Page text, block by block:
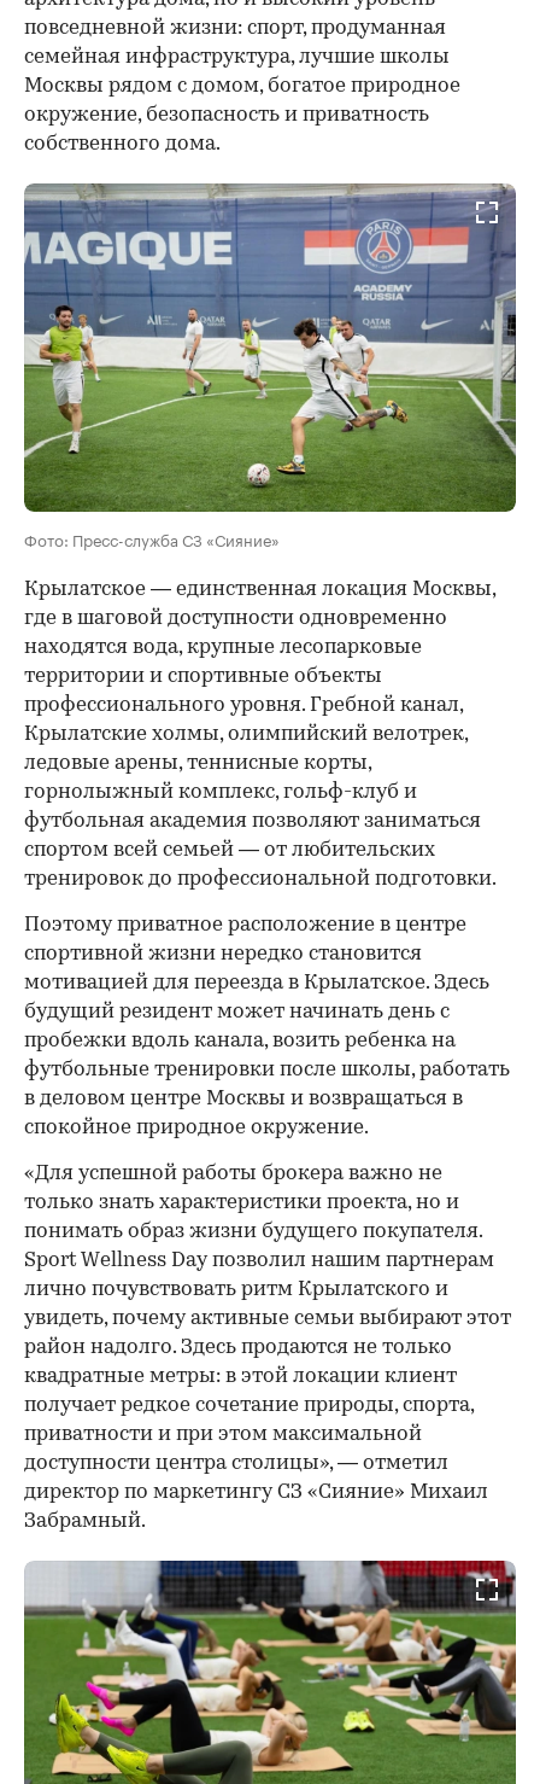
повседневной жизни: спорт, продуманная
семейная инфраструктура, лучшие школы
Москвы рядом с домом, богатое природное
окружение, безопасность и приватность
собственного дома.
Фото: Пресс-служба СЗ «Сияние»
Крылатское — единственная локация Москвы,
где в шаговой доступности одновременно
находятся вода, крупные лесопарковые
территории и спортивные объекты
профессионального уровня. Гребной канал,
Крылатские холмы, олимпийский велотрек,
ледовые арены, теннисные корты,
горнолыжный комплекс, гольф-клуб и
футбольная академия позволяют заниматься
спортом всей семьей — от любительских
тренировок до профессиональной подготовки.
Поэтому приватное расположение в центре
спортивной жизни нередко становится
мотивацией для переезда в Крылатское. Здесь
будущий резидент может начинать день с
пробежки вдоль канала, возить ребенка на
футбольные тренировки после школы, работать
в деловом центре Москвы и возвращаться в
спокойное природное окружение.
«Для успешной работы брокера важно не
только знать характеристики проекта, но и
понимать образ жизни будущего покупателя.
Sport Wellness Day позволил нашим партнерам
лично почувствовать ритм Крылатского и
увидеть, почему активные семьи выбирают этот
район надолго. Здесь продаются не только
квадратные метры: в этой локации клиент
получает редкое сочетание природы, спорта,
приватности и при этом максимальной
доступности центра столицы», — отметил
директор по маркетингу СЗ «Сияние» Михаил
Забрамный.